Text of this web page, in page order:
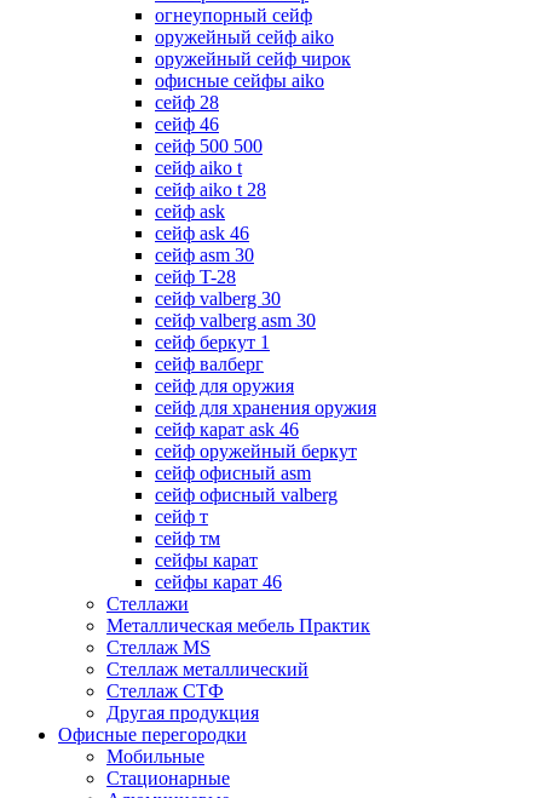
огнеупорный сейф
оружейный сейф aiko
оружейный сейф чирок
офисные сейфы aiko
сейф 28
сейф 46
сейф 500 500
сейф aiko t
сейф aiko t 28
сейф ask
сейф ask 46
сейф asm 30
сейф T-28
сейф valberg 30
сейф valberg asm 30
сейф беркут 1
сейф валберг
сейф для оружия
сейф для хранения оружия
сейф карат ask 46
сейф оружейный беркут
сейф офисный asm
сейф офисный valberg
сейф т
сейф тм
сейфы карат
сейфы карат 46
Стеллажи
Металлическая мебель Практик
Стеллаж MS
Стеллаж металлический
Стеллаж СТФ
Другая продукция
Офисные перегородки
Мобильные
Стационарные